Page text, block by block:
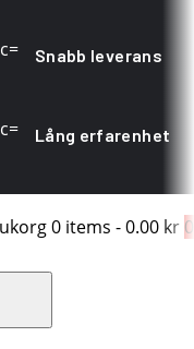
Snabb leverans
Lång erfarenhet
0 items -0.00 kr 0